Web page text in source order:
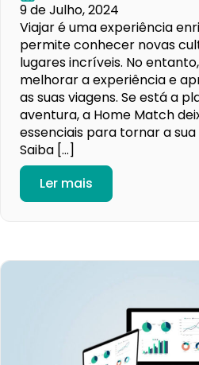
9 de Julho, 2024
Viajar é uma experiência
permite conhecer novas
lugares incríveis. No
melhorar a experiência e
as suas viagens. Se está a
aventura, a Home Match
essenciais para tornar a
Saiba […]
Ler mais